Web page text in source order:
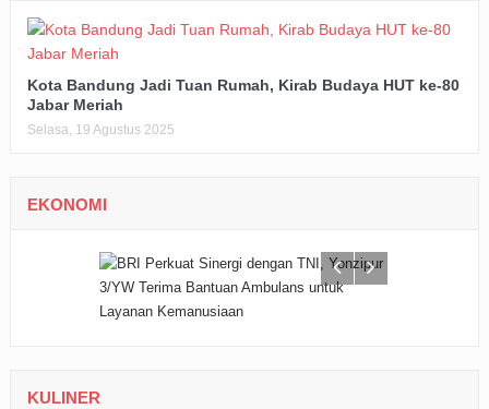
Kota Bandung Jadi Tuan Rumah, Kirab Budaya HUT ke-80
Jabar Meriah
Selasa, 19 Agustus 2025
EKONOMI
KULINER